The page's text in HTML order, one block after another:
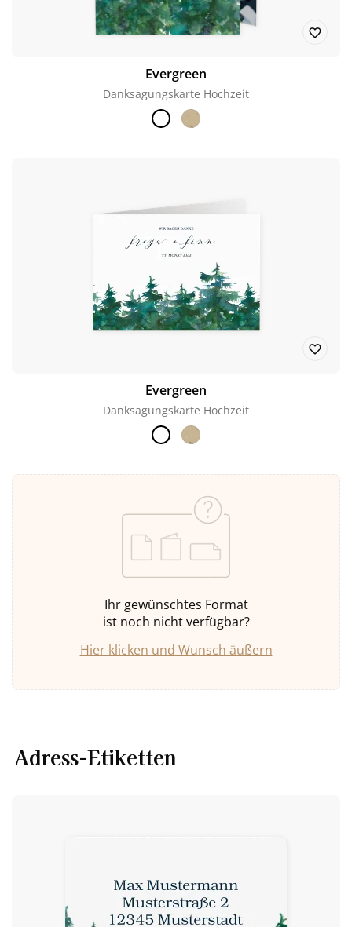
Evergreen
Danksagungskarte Hochzeit
Evergreen
Danksagungskarte Hochzeit
Ihr gewünschtes Format
ist noch nicht verfügbar?
Hier klicken und Wunsch äußern
Adress-Etiketten